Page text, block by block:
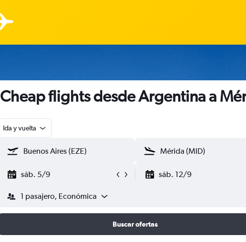
Cheap flights desde Argentina a
Ida y vuelta
sáb. 5/9 sáb. 12/9
1 pasajero, Económica
Buscar ofertas